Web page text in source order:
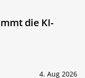
die KI-
4. Aug 2026